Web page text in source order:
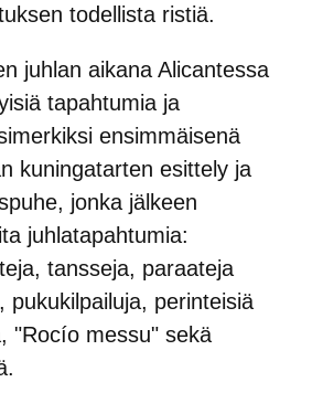
todellista ristiä.
juhlan aikana Alicantessa
tapahtumia ja
ensimmäisenä
kuningatarten esittely ja
jonka jälkeen
juhlatapahtumia:
tansseja, paraateja
pukukilpailuja, perinteisiä
"Rocío messu" sekä